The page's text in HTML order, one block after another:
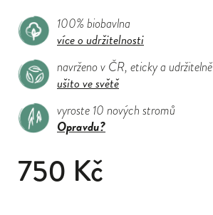
100% biobavlna
více o udržitelnosti
navrženo v ČR, eticky a udržitelně
ušito ve světě
vyroste 10 nových stromů
Opravdu?
750 Kč